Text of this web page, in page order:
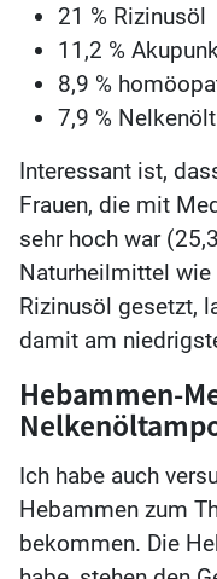
21 % Rizinusöl
11,2 %
8,9 %
7,9 %
Interessant ist,
Frauen, die mit
sehr hoch war
Naturheilmittel
Rizinusöl gesetzt,
damit am
Hebammen-
Ich habe auch
Hebammen zum
bekommen. Die